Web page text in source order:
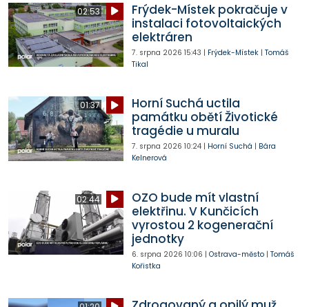
02:53
Frýdek-Místek pokračuje v
instalaci fotovoltaických
elektráren
7. srpna 2026 15:43 | Frýdek-Místek| Tomáš
Tikal
01:37
Horní Suchá uctila
památku obětí Životické
tragédie u muralu
7. srpna 2026 10:24| Horní Suchá | Bára
Kelnerová
02:44
OZO bude mít vlastní
elektřinu. V Kunčicích
vyrostou 2 kogenerační
jednotky
6. srpna 2026 10:06 | Ostrava-město| Tomáš
Kořistka